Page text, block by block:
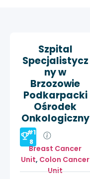
Szpital
Specjalistycz
ny w
Brzozowie
Podkarpacki
Ośrodek
Onkologiczny
#1
8
Breast Cancer
Unit, Colon Cancer
Unit